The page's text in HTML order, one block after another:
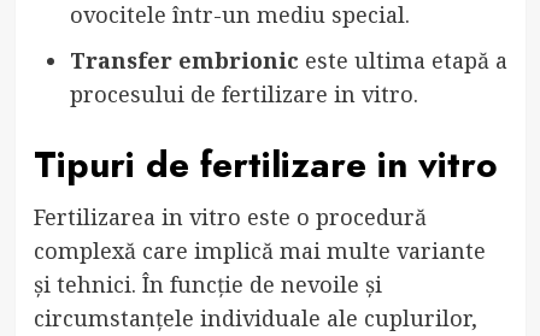
ovocitele într-un mediu special.
Transfer embrionic este ultima etapă a
procesului de fertilizare in vitro.
Tipuri de fertilizare in vitro
Fertilizarea in vitro este o procedură
complexă care implică mai multe variante
și tehnici. În funcție de nevoile și
circumstanțele individuale ale cuplurilor,